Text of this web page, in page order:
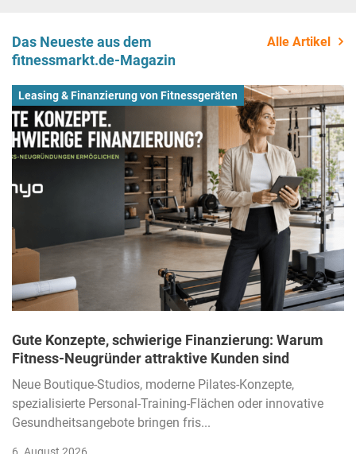
Das Neueste aus dem
fitnessmarkt.de-Magazin
Alle Artikel
Leasing & Finanzierung von Fitnessgeräten
Gute Konzepte, schwierige Finanzierung: Warum
Fitness-Neugründer attraktive Kunden sind
Neue Boutique-Studios, moderne Pilates-Konzepte,
spezialisierte Personal-Training-Flächen oder innovative
Gesundheitsangebote bringen fris...